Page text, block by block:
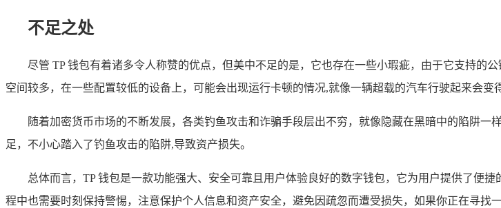
不足之处
尽管 TP 钱包有着诸多令人称赞的优点，但美中不足的是，它也存在一些小瑕疵，由于它支持的
空间较多，在一些配置较低的设备上，可能会出现运行卡顿的情况,就像一辆超载的汽车行驶起来会变
随着加密货币市场的不断发展，各类钓鱼攻击和诈骗手段层出不穷，就像隐藏在黑暗中的陷阱
足，不小心踏入了钓鱼攻击的陷阱,导致资产损失。
总体而言，TP 钱包是一款功能强大、安全可靠且用户体验良好的数字钱包，它为用户提供了便
程中也需要时刻保持警惕，注意保护个人信息和资产安全，避免因疏忽而遭受损失，如果你正在寻找